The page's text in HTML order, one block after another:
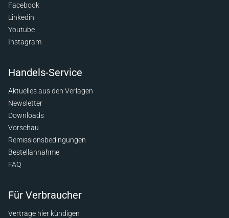
Facebook
Linkedin
Youtube
Instagram
Handels-Service
Aktuelles aus den Verlagen
Newsletter
Downloads
Vorschau
Remissionsbedingungen
Bestellannahme
FAQ
Für Verbraucher
Verträge hier kündigen